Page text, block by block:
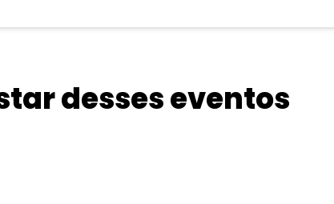
desses eventos